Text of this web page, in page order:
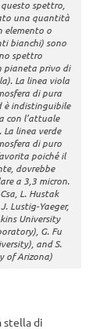
spettro,
una quantità
elemento o
bianchi) sono
spettro
pianeta privo di
La linea viola
di pura
è indistinguibile
con l’attuale
La linea verde
di puro
poiché il
dovrebbe
a 3,3 micron.
L. Hustak
Lustig-Yaeger,
University
G. Fu
and S.
of Arizona)
stella di